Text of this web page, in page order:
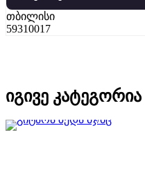
თბილისი
59310017
იგივე კატეგორია